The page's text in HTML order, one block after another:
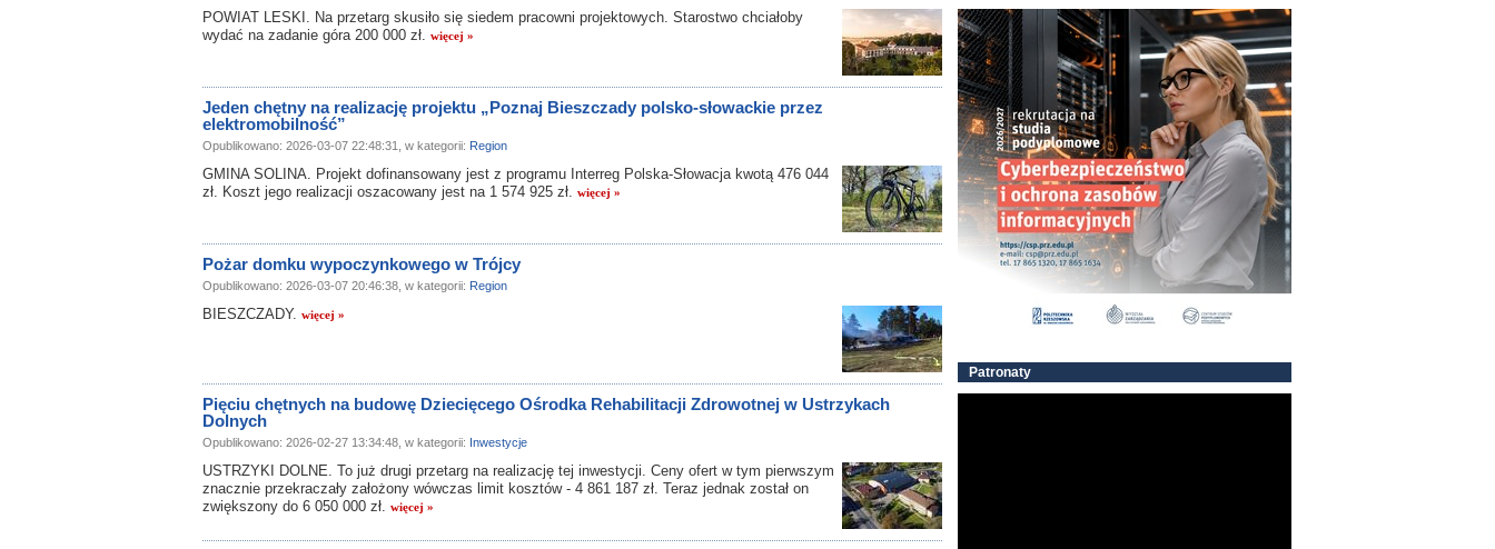
POWIAT LESKI. Na przetarg skusiło się siedem pracowni projektowych. Starostwo chciałoby
wydać na zadanie góra 200 000 zł. więcej »
Jeden chętny na realizację projektu „Poznaj Bieszczady polsko-słowackie przez
elektromobilność”
Opublikowano: 2026-03-07 22:48:31, w kategorii: Region
GMINA SOLINA. Projekt dofinansowany jest z programu Interreg Polska-Słowacja kwotą 476 044
zł. Koszt jego realizacji oszacowany jest na 1 574 925 zł. więcej »
Pożar domku wypoczynkowego w Trójcy
Opublikowano: 2026-03-07 20:46:38, w kategorii: Region
BIESZCZADY. więcej »
Pięciu chętnych na budowę Dziecięcego Ośrodka Rehabilitacji Zdrowotnej w Ustrzykach
Dolnych
Opublikowano: 2026-02-27 13:34:48, w kategorii: Inwestycje
USTRZYKI DOLNE. To już drugi przetarg na realizację tej inwestycji. Ceny ofert w tym pierwszym
znacznie przekraczały założony wówczas limit kosztów - 4 861 187 zł. Teraz jednak został on
zwiększony do 6 050 000 zł. więcej »
Patronaty